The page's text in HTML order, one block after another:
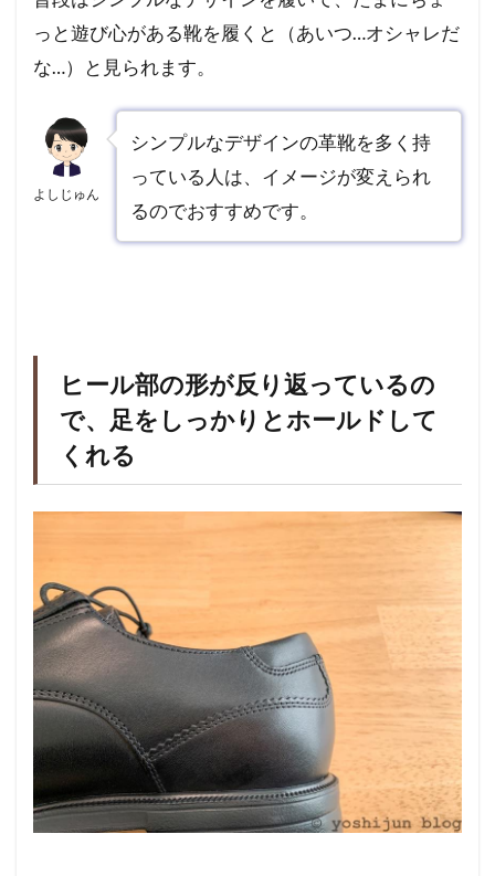
っと遊び心がある靴を履くと（あいつ…オシャレだ
な…）と見られます。
よしじゅん
シンプルなデザインの革靴を多く持
っている人は、イメージが変えられ
るのでおすすめです。
ヒール部の形が反り返っているの
で、足をしっかりとホールドして
くれる